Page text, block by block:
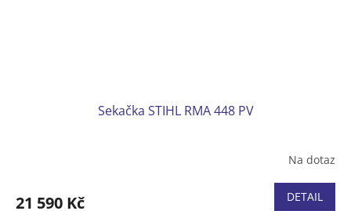
Sekačka STIHL RMA 448 PV
Na dotaz
21 590 Kč DETAIL